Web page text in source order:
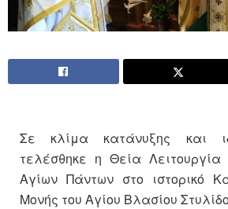
Σε κλίμα κατάνυξης και
τελέσθηκε η Θεία
Αγίων Πάντων στο ιστορικό
Μονής του Αγίου Βλασίου